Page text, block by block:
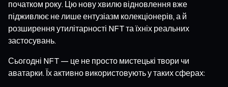
початком року. Цю нову хвилю відновлення вже
підживлює не лише ентузіазм колекціонерів, а й
розширення утилітарності NFT та їхніх реальних
застосувань.
Сьогодні NFT — це не просто мистецькі твори чи
аватарки. Їх активно використовують у таких сферах: